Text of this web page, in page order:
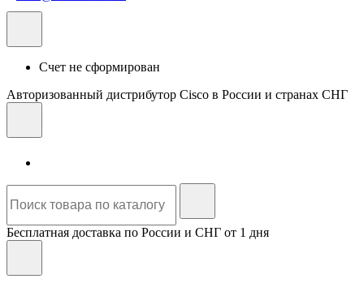
Счет не сформирован
Авторизованный дистрибутор Cisco в России и странах СНГ
Бесплатная доставка по России и СНГ от 1 дня